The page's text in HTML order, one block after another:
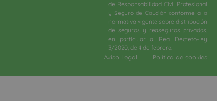
de Responsabilidad Civil Profesional
y Seguro de Caución conforme a la
normativa vigente sobre distribución
de seguros y reaseguros privados,
en particular al Real Decreto-ley
3/2020, de 4 de febrero.​
Aviso Legal Política de cookies